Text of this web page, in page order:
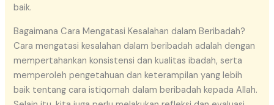
baik.
Bagaimana Cara Mengatasi Kesalahan dalam Beribadah?
Cara mengatasi kesalahan dalam beribadah adalah dengan
mempertahankan konsistensi dan kualitas ibadah, serta
memperoleh pengetahuan dan keterampilan yang lebih
baik tentang cara istiqomah dalam beribadah kepada Allah.